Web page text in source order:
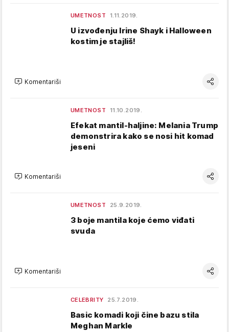
UMETNOST 1.11.2019.
U izvođenju Irine Shayk i Halloween
kostim je stajliš!
Komentariši
UMETNOST 11.10.2019.
Efekat mantil-haljine: Melania Trump
demonstrira kako se nosi hit komad
jeseni
Komentariši
UMETNOST 25.9.2019.
3 boje mantila koje ćemo viđati
svuda
Komentariši
CELEBRITY 25.7.2019.
Basic komadi koji čine bazu stila
Meghan Markle